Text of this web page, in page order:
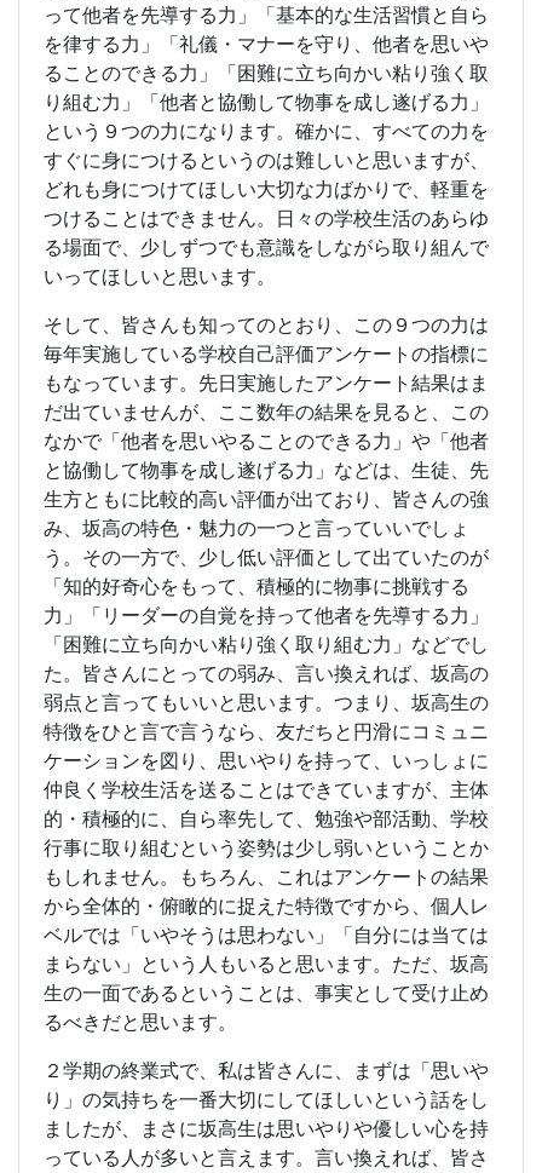
って他者を先導する力」「基本的な生活習慣と自ら
を律する力」「礼儀・マナーを守り、他者を思いや
ることのできる力」「困難に立ち向かい粘り強く取
り組む力」「他者と協働して物事を成し遂げる力」
という９つの力になります。確かに、すべての力を
すぐに身につけるというのは難しいと思いますが、
どれも身につけてほしい大切な力ばかりで、軽重を
つけることはできません。日々の学校生活のあらゆ
る場面で、少しずつでも意識をしながら取り組んで
いってほしいと思います。
そして、皆さんも知ってのとおり、この９つの力は
毎年実施している学校自己評価アンケートの指標に
もなっています。先日実施したアンケート結果はま
だ出ていませんが、ここ数年の結果を見ると、この
なかで「他者を思いやることのできる力」や「他者
と協働して物事を成し遂げる力」などは、生徒、先
生方ともに比較的高い評価が出ており、皆さんの強
み、坂高の特色・魅力の一つと言っていいでしょ
う。その一方で、少し低い評価として出ていたのが
「知的好奇心をもって、積極的に物事に挑戦する
力」「リーダーの自覚を持って他者を先導する力」
「困難に立ち向かい粘り強く取り組む力」などでし
た。皆さんにとっての弱み、言い換えれば、坂高の
弱点と言ってもいいと思います。つまり、坂高生の
特徴をひと言で言うなら、友だちと円滑にコミュニ
ケーションを図り、思いやりを持って、いっしょに
仲良く学校生活を送ることはできていますが、主体
的・積極的に、自ら率先して、勉強や部活動、学校
行事に取り組むという姿勢は少し弱いということか
もしれません。もちろん、これはアンケートの結果
から全体的・俯瞰的に捉えた特徴ですから、個人レ
ベルでは「いやそうは思わない」「自分には当ては
まらない」という人もいると思います。ただ、坂高
生の一面であるということは、事実として受け止め
るべきだと思います。
２学期の終業式で、私は皆さんに、まずは「思いや
り」の気持ちを一番大切にしてほしいという話をし
ましたが、まさに坂高生は思いやりや優しい心を持
っている人が多いと言えます。言い換えれば、皆さ